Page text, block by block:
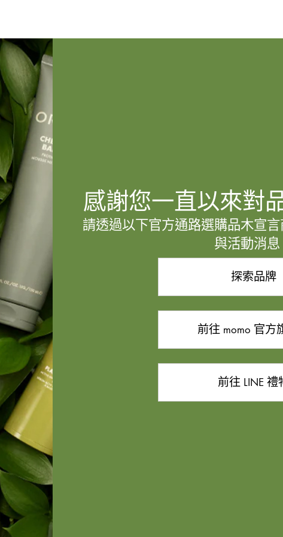
感謝您一直以來對
請透過以下官方通路選購品木宣
與活動消息
探索品牌
前往 momo 官方
前往 LINE 禮